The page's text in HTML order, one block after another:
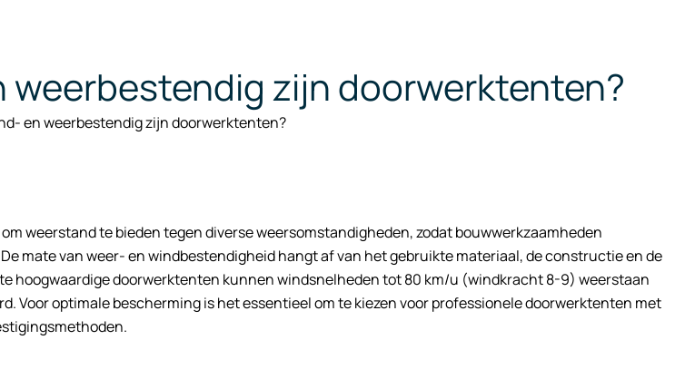
weerbestendig zijn doorwerktenten?
en weerbestendig zijn doorwerktenten?
weerstand te bieden tegen diverse weersomstandigheden, zodat bouwwerkzaamheden
mate van weer- en windbestendigheid hangt af van het gebruikte materiaal, de constructie en de
hoogwaardige doorwerktenten kunnen windsnelheden tot 80 km/u (windkracht 8-9) weerstaan
Voor optimale bescherming is het essentieel om te kiezen voor professionele doorwerktenten met